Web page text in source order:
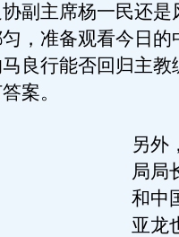
副主席杨一民还是
，准备观看今日的
良行能否回归主教
案。
另外
局局
和中
亚龙